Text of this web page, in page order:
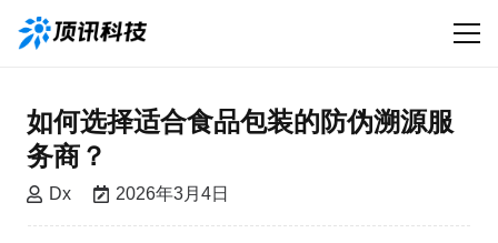
如何选择适合食品包装的防伪溯源服
务商？
Dx 2026年3月4日